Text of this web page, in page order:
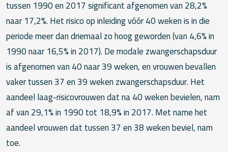
tussen 1990 en 2017 significant afgenomen van 28,2%
naar 17,2%. Het risico op inleiding vóór 40 weken is in die
periode meer dan driemaal zo hoog geworden (van 4,6% in
1990 naar 16,5% in 2017). De modale zwangerschapsduur
is afgenomen van 40 naar 39 weken, en vrouwen bevallen
vaker tussen 37 en 39 weken zwangerschapsduur. Het
aandeel laag-risicovrouwen dat na 40 weken bevielen, nam
af van 29,1% in 1990 tot 18,9% in 2017. Met name het
aandeel vrouwen dat tussen 37 en 38 weken beviel, nam
toe.